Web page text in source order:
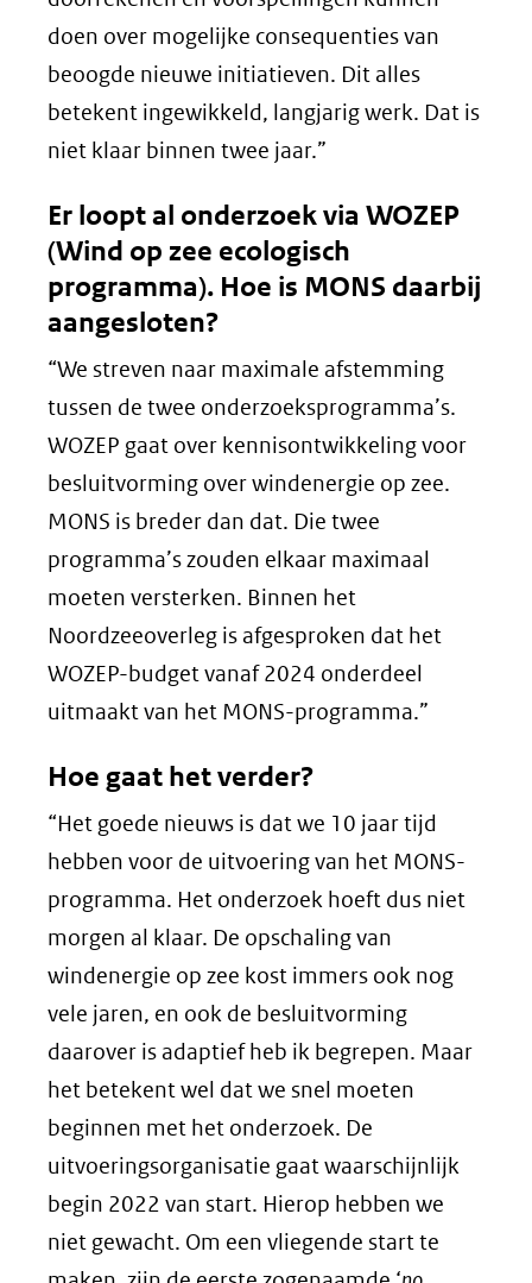
doen over mogelijke consequenties van
beoogde nieuwe initiatieven. Dit alles
betekent ingewikkeld, langjarig werk. Dat is
niet klaar binnen twee jaar.”
Er loopt al onderzoek via WOZEP
(Wind op zee ecologisch
programma). Hoe is MONS daarbij
aangesloten?
“We streven naar maximale afstemming
tussen de twee onderzoeksprogramma’s.
WOZEP gaat over kennisontwikkeling voor
besluitvorming over windenergie op zee.
MONS is breder dan dat. Die twee
programma’s zouden elkaar maximaal
moeten versterken. Binnen het
Noordzeeoverleg is afgesproken dat het
WOZEP-budget vanaf 2024 onderdeel
uitmaakt van het MONS-programma.”
Hoe gaat het verder?
“Het goede nieuws is dat we 10 jaar tijd
hebben voor de uitvoering van het MONS-
programma. Het onderzoek hoeft dus niet
morgen al klaar. De opschaling van
windenergie op zee kost immers ook nog
vele jaren, en ook de besluitvorming
daarover is adaptief heb ik begrepen. Maar
het betekent wel dat we snel moeten
beginnen met het onderzoek. De
uitvoeringsorganisatie gaat waarschijnlijk
begin 2022 van start. Hierop hebben we
niet gewacht. Om een vliegende start te